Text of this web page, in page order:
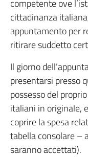
competente ove
cittadinanza
appuntamento per
ritirare suddetto
Il giorno
presentarsi presso
possesso del
italiani in originale,
coprire la spesa
tabella consolare –
saranno accettati).